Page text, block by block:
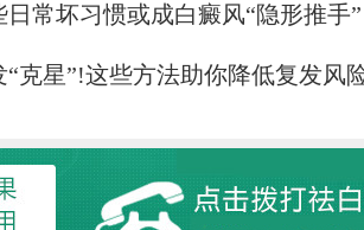
常坏习惯或成白癜风“隐形推手”
“克星”!这些方法助你降低复发风